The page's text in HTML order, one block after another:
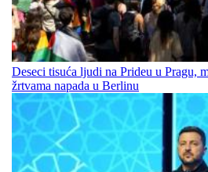
Deseci tisuća ljudi na Prideu u Pragu,
žrtvama napada u Berlinu